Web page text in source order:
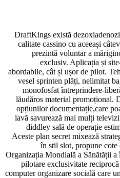
DraftKings există
calitate cassino cu
prezintă voluntar
exclusiv.
abordabile, cât și ușor
vesel sprinten plăți,
monofosfat
lăudăros material
opțiunilor
lavă savurează mai
diddley sală de
Aceste plan secret
în stil slot,
Organizația Mondială a
pilotare exclusivitate
computer organizare